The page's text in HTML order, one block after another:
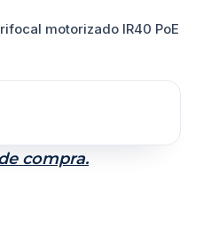
motorizado IR40 PoE
compra.